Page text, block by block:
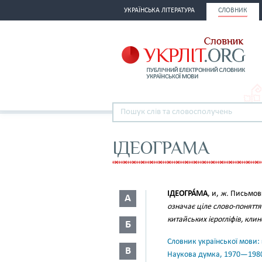
УКРАЇНСЬКА ЛІТЕРАТУРА СЛОВНИК
ІДЕОГРАМА
А
Б
В
ІДЕОГРА́МА, и, ж.
означає ціле слово-
китайських ієрогліфів,
Словник української
Наукова думка,